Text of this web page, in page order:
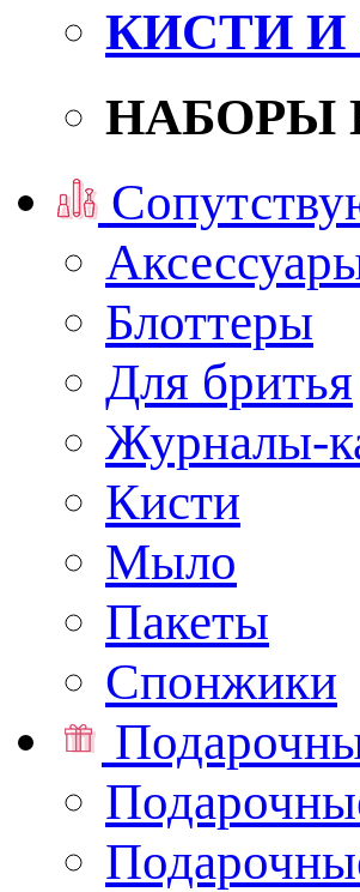
КИСТИ
НАБОРЫ
Блоттеры
Для бритья
Журналы-
Кисти
Мыло
Пакеты
Спонжики